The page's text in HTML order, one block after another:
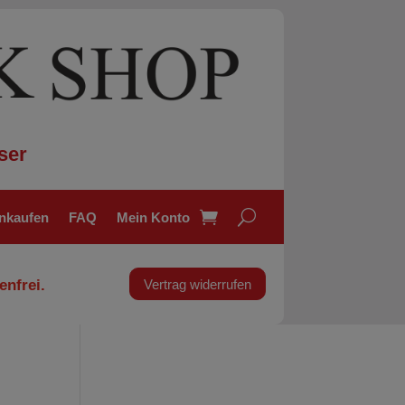
FAQ Mein Konto
Vertrag widerrufen